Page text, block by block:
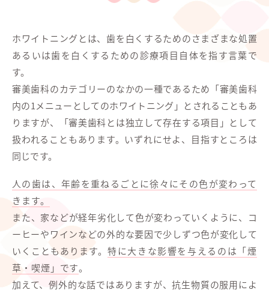
ホワイトニングとは、歯を白くするためのさまざまな処置
あるいは歯を白くするための診療項目自体を指す言葉で
す。
審美歯科のカテゴリーのなかの一種であるため「審美歯科
内の1メニューとしてのホワイトニング」とされることもあ
りますが、「審美歯科とは独立して存在する項目」として
扱われることもあります。いずれにせよ、目指すところは
同じです。
人の歯は、年齢を重ねるごとに徐々にその色が変わって
きます。
また、家などが経年劣化して色が変わっていくように、コ
ーヒーやワインなどの外的な要因で少しずつ色が変化して
いくこともあります。 特に大きな影響を与えるのは「煙
草・喫煙」です。
加えて、例外的な話ではありますが、抗生物質の服用によ